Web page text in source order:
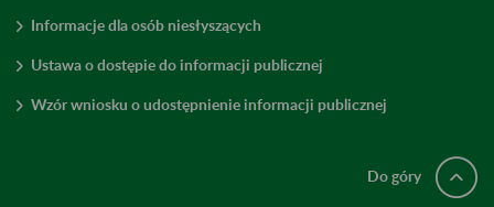
Informacje dla osób niesłyszących
Ustawa o dostępie do informacji publicznej
Wzór wniosku o udostępnienie informacji publicznej
Do góry